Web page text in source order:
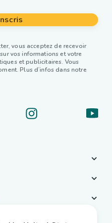
vous acceptez de recevoir
vos informations et votre
et publicitaires. Vous
Plus d’infos dans notre